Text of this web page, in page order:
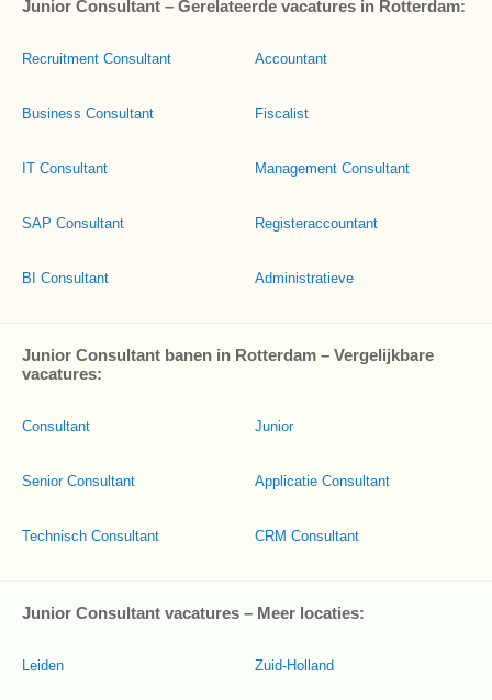
Junior Consultant – Gerelateerde vacatures in Rotterdam:
Recruitment Consultant
Business Consultant
IT Consultant
SAP Consultant
BI Consultant
Accountant
Fiscalist
Management Consultant
Registeraccountant
Administratieve
Junior Consultant banen in Rotterdam – Vergelijkbare
vacatures:
Consultant
Senior Consultant
Technisch Consultant
Junior
Applicatie Consultant
CRM Consultant
Junior Consultant vacatures – Meer locaties:
Leiden Zuid-Holland